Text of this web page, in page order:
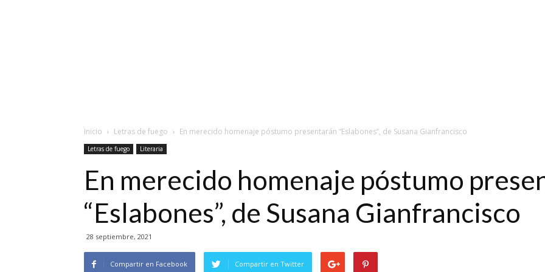
Inicio Letras de fuego En merecido homenaje póstumo presentarán “Eslabones”, de Susana Gianfrancisco
Letras de fuego Literaria
En merecido homenaje póstumo
“Eslabones”, de Susana Gianfrancisco
28 septiembre, 2021
Compartir en Facebook Compartir en Twitter